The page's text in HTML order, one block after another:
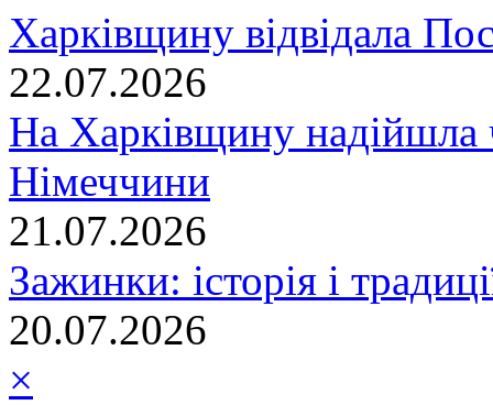
Харківщину відвідала
22.07.2026
На Харківщину надійшла
Німеччини
21.07.2026
Зажинки: історія і
20.07.2026
×